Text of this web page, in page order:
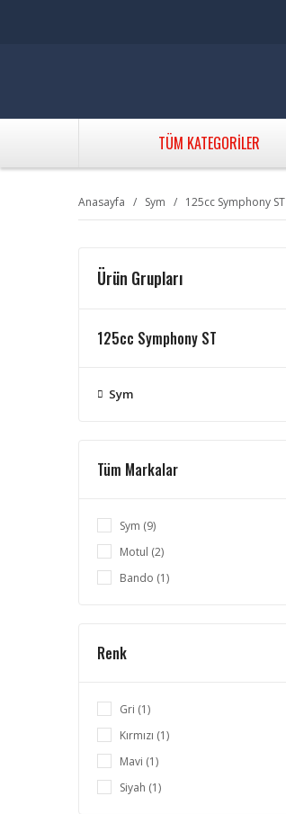
TÜM KATEGORİLER
Anasayfa Sym 125cc Symphony ST
Ürün Grupları
125cc Symphony ST
Sym
Tüm Markalar
Sym (9)
Motul (2)
Bando (1)
Renk
Gri (1)
Kırmızı (1)
Mavi (1)
Siyah (1)